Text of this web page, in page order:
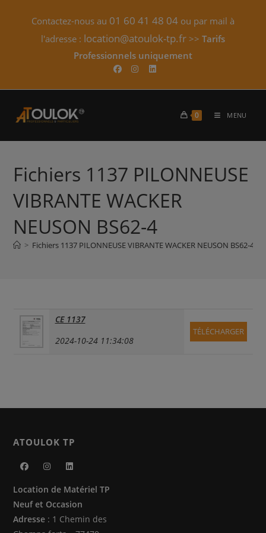
Contactez-nous au 01 60 41 48 04 ou par mail à
l'adresse : location@atoulok-tp.fr >> Tarifs
Professionnels uniquement​
0 MENU
Fichiers 1137 PILONNEUSE
VIBRANTE WACKER
NEUSON BS62-4
> Fichiers 1137 PILONNEUSE VIBRANTE WACKER NEUSON BS62-4
CE 1137
2024-10-24 11:34:08
TÉLÉCHARGER
ATOULOK TP
dans
un
nouvel
dans
un
nouvel
dans
un
nouvel
Location de Matériel TP
Neuf et Occasion
Adresse : 1 Chemin des